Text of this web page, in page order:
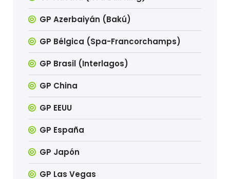
GP Azerbaiyán (Bakú)
GP Bélgica (Spa-Francorchamps)
GP Brasil (Interlagos)
GP China
GP EEUU
GP España
GP Japón
GP Las Vegas